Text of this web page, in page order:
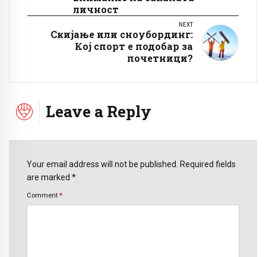
личност
NEXT
Скијање или сноубординг:
Кој спорт е подобар за
почетници?
Leave a Reply
Your email address will not be published. Required fields
are marked *
Comment *